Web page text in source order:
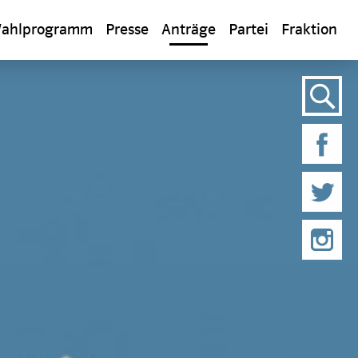
Presse Anträge Partei Fraktion